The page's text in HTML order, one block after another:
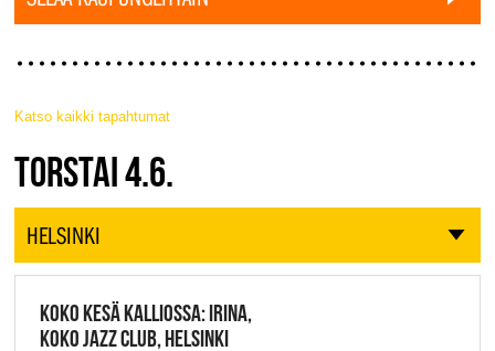
Katso kaikki tapahtumat
JAZZ FINLAND LIVE
TORSTAI 4.6.
HELSINKI
KOKO KESÄ KALLIOSSA: IRINA,
KOKO JAZZ CLUB, HELSINKI